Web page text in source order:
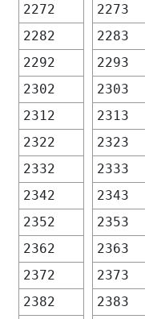
2272
2273
2282
2283
2292
2293
2302
2303
2312
2313
2322
2323
2332
2333
2342
2343
2352
2353
2362
2363
2372
2373
2382
2383